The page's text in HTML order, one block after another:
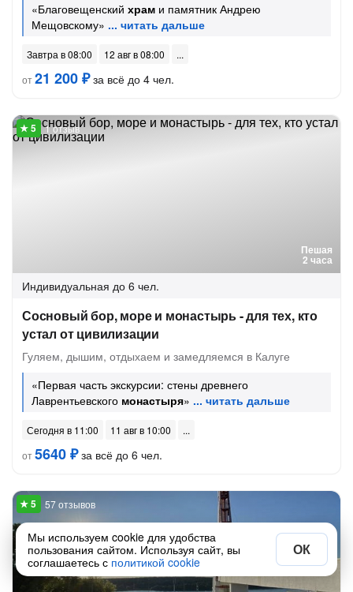
«Благовещенский храм и памятник Андрею
Мещовскому»
Завтра в 08:00
12 авг в 08:00
от21 200 ₽за всё до 4 чел.
Пешая
2 часа
1 отзыв
Индивидуальная до 6 чел.
Сосновый бор, море и монастырь - для тех, кто
устал от цивилизации
Гуляем, дышим, отдыхаем и замедляемся в Калуге
«Первая часть экскурсии: стены древнего
Лаврентьевского монастыря»
Сегодня в 11:00
11 авг в 10:00
от5640 ₽за всё до 6 чел.
57 отзывов
Мы используем cookie для удобства
пользования сайтом. Используя сайт, вы
соглашаетесь с политикой cookie
ОК